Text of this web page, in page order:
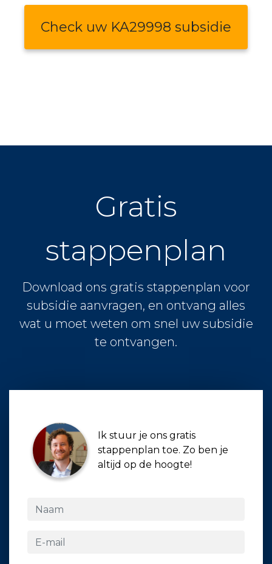
Check uw KA29998 subsidie
Gratis
stappenplan
Download ons gratis stappenplan voor
subsidie aanvragen, en ontvang alles
wat u moet weten om snel uw subsidie
te ontvangen.
Ik stuur je ons gratis
stappenplan toe. Zo ben je
altijd op de hoogte!